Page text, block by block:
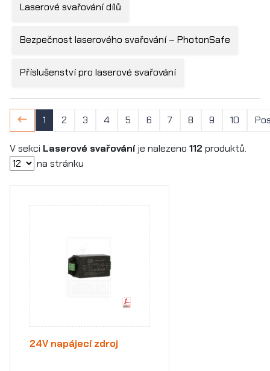
Laserové svařování dílů
Bezpečnost laserového svařování – PhotonSafe
Příslušenství pro laserové svařování
1 2 3 4 5 6 7 8 9 10
V sekci Laserové svařováníje nalezeno 112 produktů.
na stránku
24V napájecí zdroj